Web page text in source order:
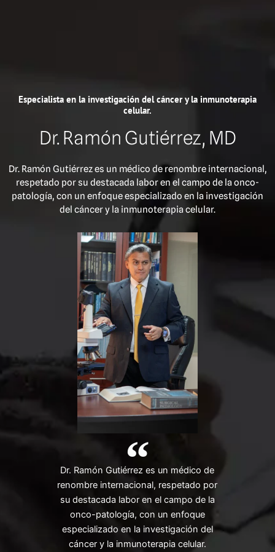
Especialista en la investigación del cáncer y la inmunoterapia
celular.
Dr. Ramón Gutiérrez, MD
Dr. Ramón Gutiérrez es un médico de renombre internacional,
respetado por su destacada labor en el campo de la onco-
patología, con un enfoque especializado en la investigación
del cáncer y la inmunoterapia celular.
Dr. Ramón Gutiérrez es un médico de
renombre internacional, respetado por
su destacada labor en el campo de la
onco-patología, con un enfoque
especializado en la investigación del
cáncer y la inmunoterapia celular.